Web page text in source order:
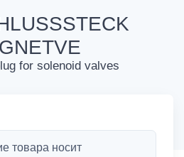
for solenoid valves
товара носит